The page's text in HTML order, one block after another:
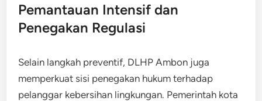
Pemantauan Intensif dan
Penegakan Regulasi
Selain langkah preventif, DLHP Ambon juga
memperkuat sisi penegakan hukum terhadap
pelanggar kebersihan lingkungan. Pemerintah kota